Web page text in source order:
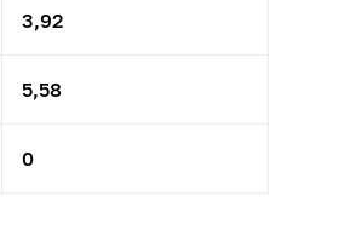
3,92
5,58
0